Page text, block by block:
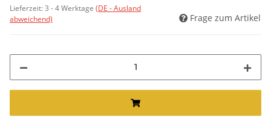
Lieferzeit:3 - 4 Werktage (DE - Ausland
abweichend)
Frage zum Artikel